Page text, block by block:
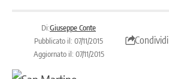
Di:Giuseppe Conte
Pubblicato il: 07/11/2015
Aggiornato il: 07/11/2015
Condividi